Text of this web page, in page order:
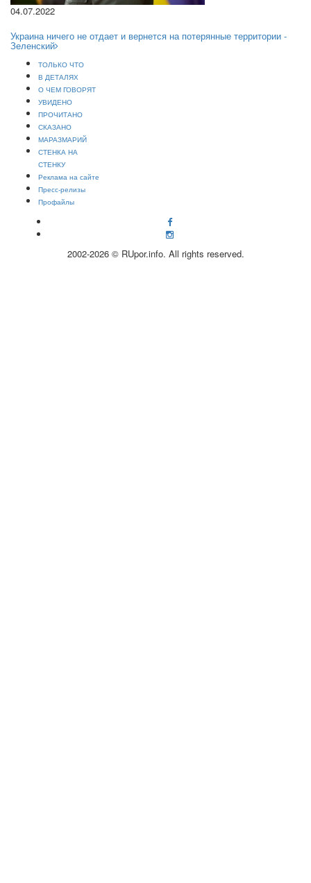
04.07.2022
Украина ничего не отдает и вернется на потерянные территории -
Зеленский
ТОЛЬКО ЧТО
В ДЕТАЛЯХ
О ЧЕМ ГОВОРЯТ
УВИДЕНО
ПРОЧИТАНО
СКАЗАНО
МАРАЗМАРИЙ
СТЕНКА НА
СТЕНКУ
Реклама на сайте
Пресс-релизы
Профайлы
2002-2026 © RUpor.info. All rights reserved.